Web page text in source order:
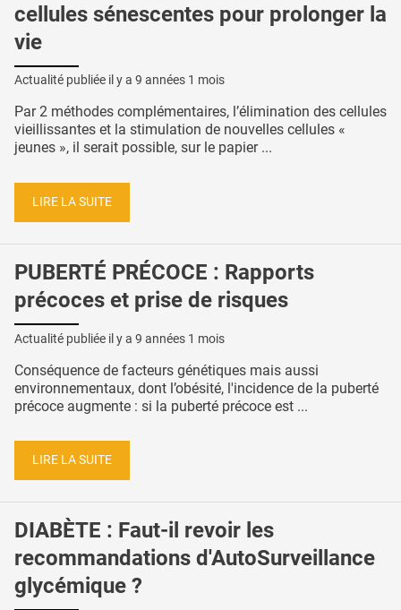
cellules sénescentes pour prolonger la
vie
Actualité publiée il y a 9 années 1 mois
Par 2 méthodes complémentaires, l’élimination des cellules
vieillissantes et la stimulation de nouvelles cellules «
jeunes », il serait possible, sur le papier ...
LIRE LA SUITE
PUBERTÉ PRÉCOCE : Rapports
précoces et prise de risques
Actualité publiée il y a 9 années 1 mois
Conséquence de facteurs génétiques mais aussi
environnementaux, dont l’obésité, l'incidence de la puberté
précoce augmente : si la puberté précoce est ...
LIRE LA SUITE
DIABÈTE : Faut-il revoir les
recommandations d'AutoSurveillance
glycémique ?